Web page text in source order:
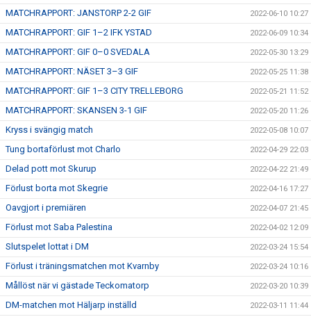
MATCHRAPPORT: JANSTORP 2-2 GIF 2022-06-10 10:27
MATCHRAPPORT: GIF 1–2 IFK YSTAD 2022-06-09 10:34
MATCHRAPPORT: GIF 0–0 SVEDALA 2022-05-30 13:29
MATCHRAPPORT: NÄSET 3–3 GIF 2022-05-25 11:38
MATCHRAPPORT: GIF 1–3 CITY TRELLEBORG 2022-05-21 11:52
MATCHRAPPORT: SKANSEN 3-1 GIF 2022-05-20 11:26
Kryss i svängig match 2022-05-08 10:07
Tung bortaförlust mot Charlo 2022-04-29 22:03
Delad pott mot Skurup 2022-04-22 21:49
Förlust borta mot Skegrie 2022-04-16 17:27
Oavgjort i premiären 2022-04-07 21:45
Förlust mot Saba Palestina 2022-04-02 12:09
Slutspelet lottat i DM 2022-03-24 15:54
Förlust i träningsmatchen mot Kvarnby 2022-03-24 10:16
Mållöst när vi gästade Teckomatorp 2022-03-20 10:39
DM-matchen mot Häljarp inställd 2022-03-11 11:44